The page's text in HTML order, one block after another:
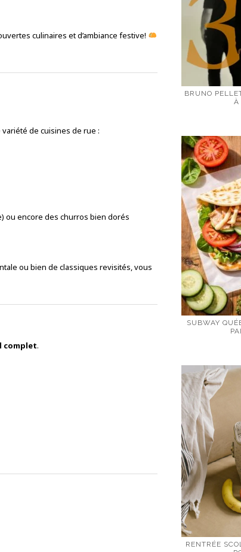
culinaires et d’ambiance festive!
de cuisines de rue :
ou encore des churros bien dorés
ou bien de classiques revisités, vous
complet.
BRUNO
À
SUBWAY
RENTRÉE